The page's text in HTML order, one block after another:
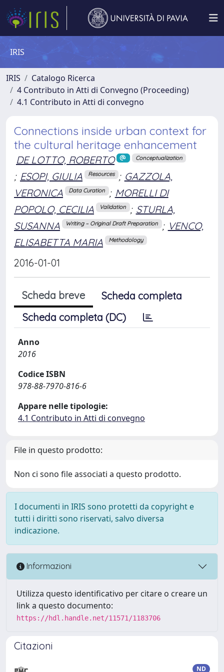
IRIS
IRIS
Catalogo Ricerca
4 Contributo in Atti di Convegno (Proceeding)
4.1 Contributo in Atti di convegno
Connections inside urban context for
the cultural heritage enhancement
DE LOTTO, ROBERTO Conceptualization
; ESOPI, GIULIA Resources ; GAZZOLA,
VERONICA
Data Curation ; MORELLI DI
POPOLO, CECILIA
Validation ; STURLA,
SUSANNA
Writing – Original Draft Preparation ; VENCO,
ELISABETTA MARIA
Methodology
2016-01-01
Scheda breve
Scheda completa
Scheda completa (DC)
Anno
2016
Codice ISBN
978-88-7970-816-6
Appare nelle tipologie:
4.1 Contributo in Atti di convegno
File in questo prodotto:
Non ci sono file associati a questo prodotto.
I documenti in IRIS sono protetti da copyright e
tutti i diritti sono riservati, salvo diversa
indicazione.
Informazioni
Utilizza questo identificativo per citare o creare un
link a questo documento:
https://hdl.handle.net/11571/1183706
Citazioni
ND